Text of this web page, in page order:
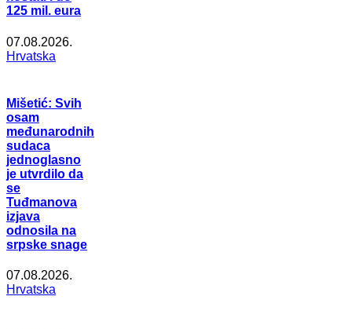
125 mil. eura
07.08.2026.
Hrvatska
Mišetić: Svih
osam
međunarodnih
sudaca
jednoglasno
je utvrdilo da
se
Tuđmanova
izjava
odnosila na
srpske snage
07.08.2026.
Hrvatska